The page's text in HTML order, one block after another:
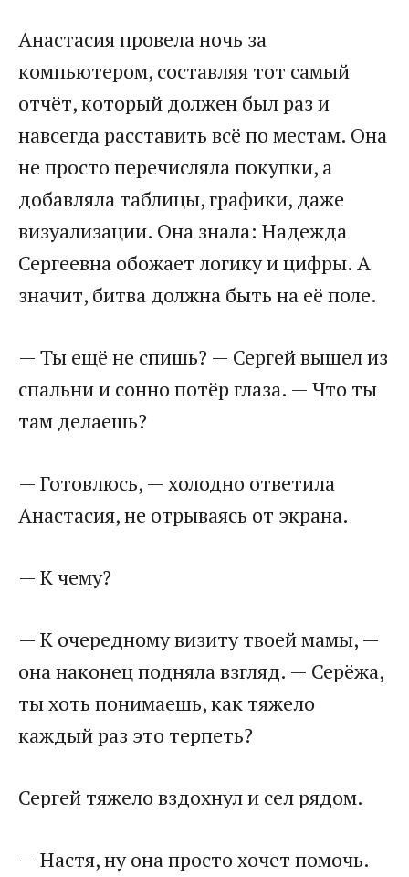
Анастасия провела ночь за
компьютером, составляя тот самый
отчёт, который должен был раз и
навсегда расставить всё по местам. Она
не просто перечисляла покупки, а
добавляла таблицы, графики, даже
визуализации. Она знала: Надежда
Сергеевна обожает логику и цифры. А
значит, битва должна быть на её поле.
— Ты ещё не спишь? — Сергей вышел из
спальни и сонно потёр глаза. — Что ты
там делаешь?
— Готовлюсь, — холодно ответила
Анастасия, не отрываясь от экрана.
— К чему?
— К очередному визиту твоей мамы, —
она наконец подняла взгляд. — Серёжа,
ты хоть понимаешь, как тяжело
каждый раз это терпеть?
Сергей тяжело вздохнул и сел рядом.
— Настя, ну она просто хочет помочь.